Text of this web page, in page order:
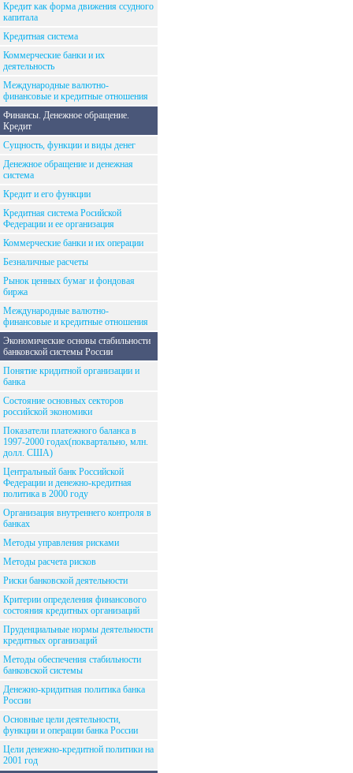
Кредит как форма движения ссудного
капитала
Кредитная система
Коммерческие банки и их
деятельность
Международные валютно-
финансовые и кредитные отношения
Финансы. Денежное обращение.
Кредит
Сущность, функции и виды денег
Денежное обращение и денежная
система
Кредит и его функции
Кредитная система Росийской
Федерации и ее организация
Коммерческие банки и их операции
Безналичные расчеты
Рынок ценных бумаг и фондовая
биржа
Международные валютно-
финансовые и кредитные отношения
Экономические основы стабильности
банковской системы России
Понятие кридитной организации и
банка
Состояние основных секторов
российской экономики
Показатели платежного баланса в
1997-2000 годах(поквартально, млн.
долл. США)
Центральный банк Российской
Федерации и денежно-кредитная
политика в 2000 году
Организация внутреннего контроля в
банках
Методы управления рисками
Методы расчета рисков
Риски банковской деятельности
Критерии определения финансового
состояния кредитных организаций
Пруденциальные нормы деятельности
кредитных организаций
Методы обеспечения стабильности
банковской системы
Денежно-кридитная политика банка
России
Основные цели деятельности,
функции и операции банка России
Цели денежно-кредитной политики на
2001 год